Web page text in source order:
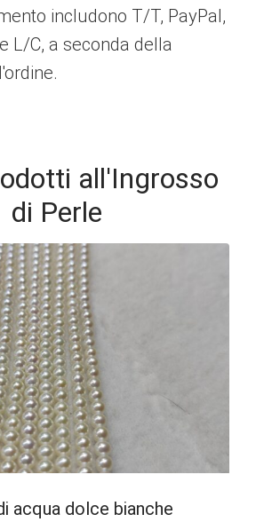
includono T/T, PayPal,
L/C, a seconda della
all'Ingrosso
di Perle
acqua dolce bianche